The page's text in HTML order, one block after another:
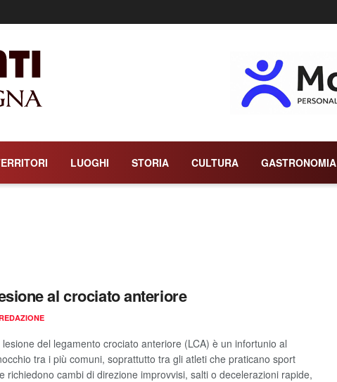
LUOGHI STORIA CULTURA GASTRONOMIA
al crociato anteriore
lesione del legamento crociato anteriore (LCA) è un infortunio al
tra i più comuni, soprattutto tra gli atleti che praticano sport
richiedono cambi di direzione improvvisi, salti o decelerazioni rapide,